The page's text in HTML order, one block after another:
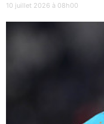
10 juillet 2026 à 08h00